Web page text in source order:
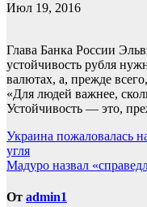
Июл 19, 2016
Глава Банка России
устойчивость рубля
валютах, а, прежде
«Для людей важнее,
Устойчивость — это,
Навигация
по
Украина пожаловалась
угля
Мадуро назвал
От admin1